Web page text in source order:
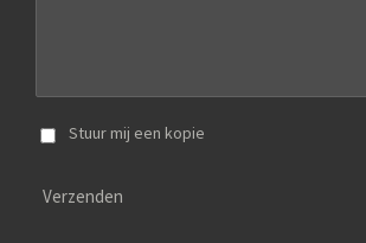
Stuur mij een kopie
Verzenden